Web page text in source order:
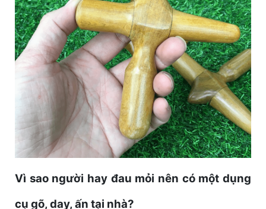
Vì sao người hay đau mỏi nên có một dụng
cụ gõ, day, ấn tại nhà?